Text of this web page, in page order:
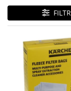
Curatenie si
Decoratiuni
Hobby-uri creative
Iluminat &
Jaluzele
Kit-uri